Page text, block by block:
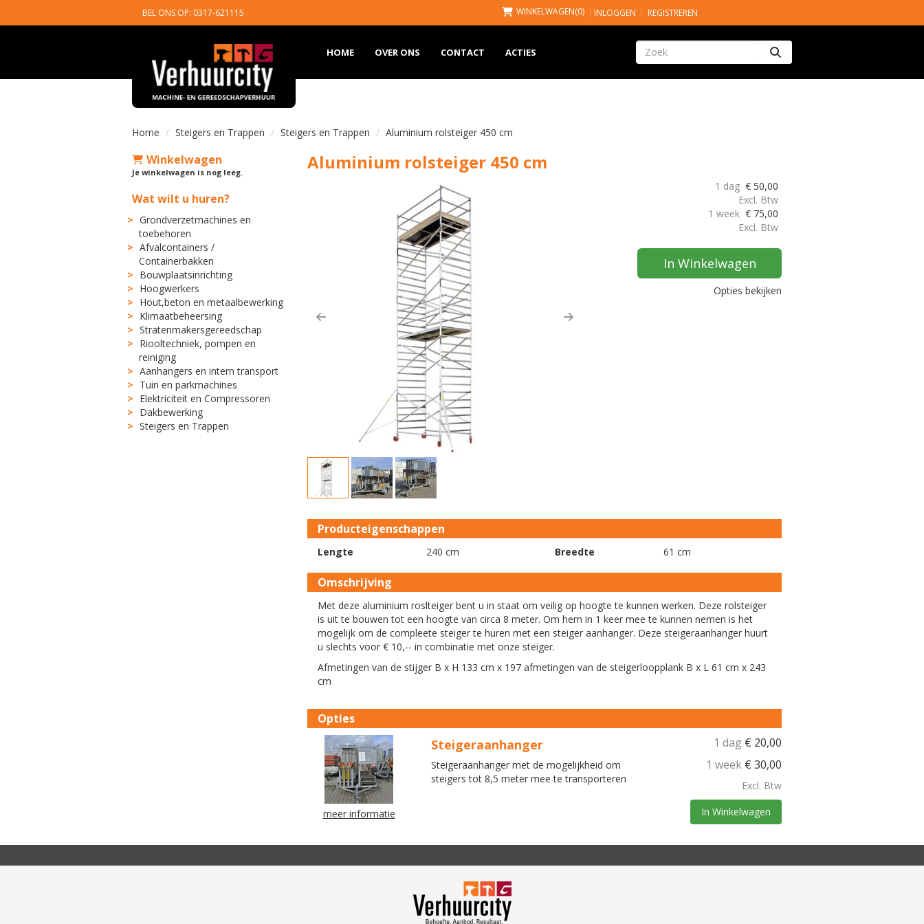
BEL ONS OP: 0317-621115 WINKELWAGEN(0) INLOGGEN REGISTREREN
HOME OVER ONS CONTACT ACTIES Zoeken
Home Steigers en Trappen Steigers en Trappen Aluminium rolsteiger 450 cm
Winkelwagen
Je winkelwagen is nog leeg.
Wat wilt u huren?
Grondverzetmachines en
toebehoren
Afvalcontainers /
Containerbakken
Bouwplaatsinrichting
Hoogwerkers
Hout,beton en metaalbewerking
Klimaatbeheersing
Stratenmakersgereedschap
Riooltechniek, pompen en
reiniging
Aanhangers en intern transport
Tuin en parkmachines
Elektriciteit en Compressoren
Dakbewerking
Steigers en Trappen
Aluminium rolsteiger 450 cm
Previous Next
1 dag € 50,00
Excl. Btw
1 week € 75,00
Excl. Btw
In Winkelwagen
Opties bekijken
Producteigenschappen
Lengte 240 cm Breedte 61 cm
Omschrijving
Met deze aluminium roslteiger bent u in staat om veilig op hoogte te kunnen werken. Deze rolsteiger
is uit te bouwen tot een hoogte van circa 8 meter. Om hem in 1 keer mee te kunnen nemen is het
mogelijk om de compleete steiger te huren met een steiger aanhanger. Deze steigeraanhanger huurt
u slechts voor € 10,-- in combinatie met onze steiger.
Afmetingen van de stijger B x H 133 cm x 197 afmetingen van de steigerloopplank B x L 61 cm x 243
cm
Opties
meer informatie
1 dag € 20,00
1 week € 30,00
Excl. Btw
In Winkelwagen
Steigeraanhanger
Steigeraanhanger met de mogelijkheid om
steigers tot 8,5 meter mee te transporteren